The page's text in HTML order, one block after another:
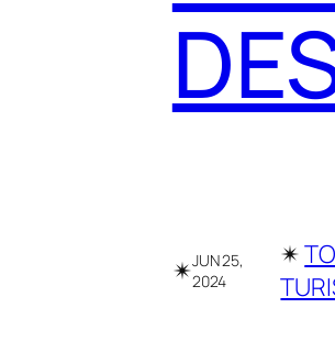
✴︎JUN 25,
2024
✴︎